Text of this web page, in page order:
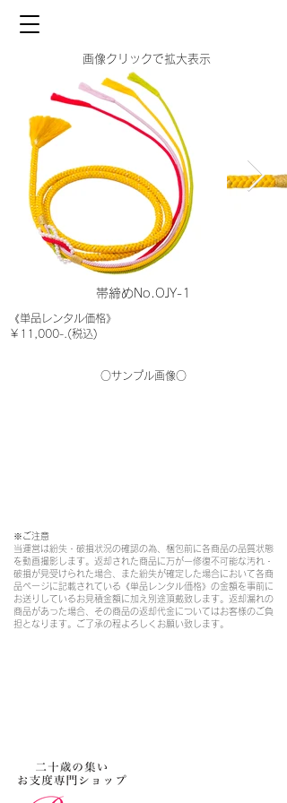
画像クリックで拡大表示
帯締めNo.OJY-1
《単品レンタル価格》
￥11,000-.(税込)
○サンプル画像○
※ご注意​
当運営は紛失・破損状況の確認の為、梱包前に各商品の品質状態
を動画撮影します。返却された商品に万が一修復不可能な汚れ・
破損が見受けられた場合、また紛失が確定した場合において各商
品ページに記載されている《単品レンタル価格》の金額を事前に
お送りしているお見積金額に加え別途頂戴致します。返却漏れの
商品があった場合、その商品の返却代金についてはお客様のご負
担となります。ご了承の程よろしくお願い致します。